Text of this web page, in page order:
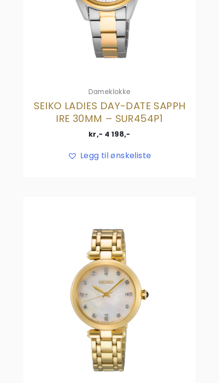
Dameklokke
SEIKO LADIES DAY-DATE SAPPH
IRE 30MM – SUR454P1
kr,- 4 198,-
Legg til ønskeliste